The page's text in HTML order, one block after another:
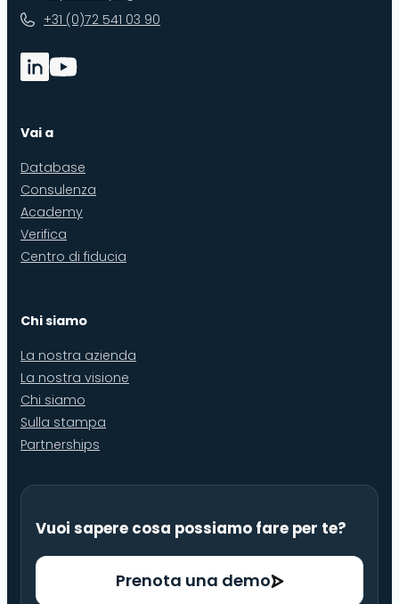
+31 (0)72 541 03 90
Vai a
Database
Consulenza
Academy
Verifica
Centro di fiducia
Chi siamo
La nostra azienda
La nostra visione
Chi siamo
Sulla stampa
Partnerships
Vuoi sapere cosa possiamo fare per te?
Prenota una demo